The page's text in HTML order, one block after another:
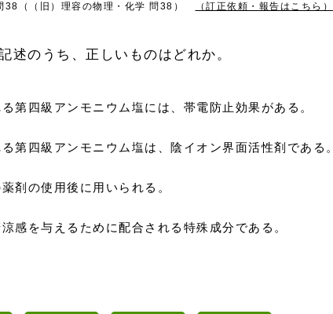
（（旧）理容の物理・化学 問38） （訂正依頼・報告はこちら）
述のうち、正しいものはどれか。
第四級アンモニウム塩には、帯電防止効果がある。
第四級アンモニウム塩は、陰イオン界面活性剤である。
剤の使用後に用いられる。
感を与えるために配合される特殊成分である。